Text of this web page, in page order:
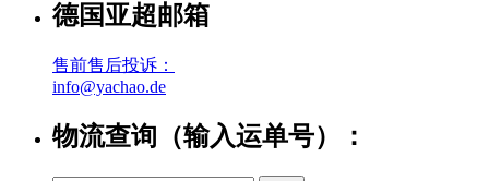
德国亚超邮箱
售前售后投诉：
info@yachao.de
物流查询（输入运单号）：